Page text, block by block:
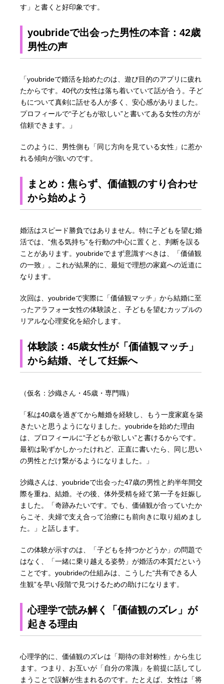
す」と書くと好印象です。
youbrideで出会った男性の本音：42歳
男性の声
「youbrideで婚活を始めたのは、遊び目的のアプリに疲れ
たからです。40代の女性は落ち着いていて話が合う。子ど
もについて真剣に話せる人が多く、安心感がありました。
プロフィールで“子どもが欲しい”と書いてある女性の方が
信頼できます。」
このように、男性側も「同じ方向を見ている女性」に惹か
れる傾向が強いのです。
まとめ：焦らず、価値観のすり合わせ
から始めよう
婚活はスピード勝負ではありません。特に子どもを望む婚
活では、“焦る気持ち”を行動の中心に置くと、判断を誤る
ことがあります。youbrideでまず意識すべきは、「価値観
の一致」。これが結果的に、最短で理想の家庭への近道に
なります。
次回は、youbrideで実際に「価値観マッチ」から結婚に至
ったアラフォー女性の体験談と、子どもを望むカップルの
リアルな心理変化を紹介します。
体験談：45歳女性が「価値観マッチ」
から結婚、そして妊娠へ
（仮名：沙織さん・45歳・専門職）
「私は40歳を過ぎてから離婚を経験し、もう一度家庭を築
きたいと思うようになりました。youbrideを始めた理由
は、プロフィールに“子どもが欲しい”と書けるからです。
最初は恥ずかしかったけれど、正直に書いたら、同じ思い
の男性とだけ繋がるようになりました。」
沙織さんは、youbrideで出会った47歳の男性と約半年間交
際を重ね、結婚。その後、体外受精を経て第一子を妊娠し
ました。「奇跡みたいです。でも、価値観が合っていたか
らこそ、夫婦で支え合って治療にも前向きに取り組めまし
た。」と話します。
この体験が示すのは、「子どもを持つかどうか」の問題で
はなく、「一緒に乗り越える姿勢」が婚活の本質だという
ことです。youbrideの仕組みは、こうした“共有できる人
生観”を早い段階で見つけるための助けになります。
心理学で読み解く「価値観のズレ」が
起きる理由
心理学的に、価値観のズレは「期待の非対称性」から生じ
ます。つまり、お互いが「自分の常識」を前提に話してし
まうことで誤解が生まれるのです。たとえば、女性は「将